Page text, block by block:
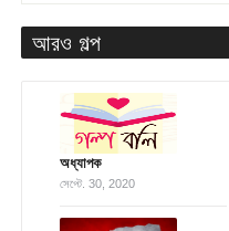
আরও গল্প
অধ্যাপক
সেপ্টে. 30, 2020